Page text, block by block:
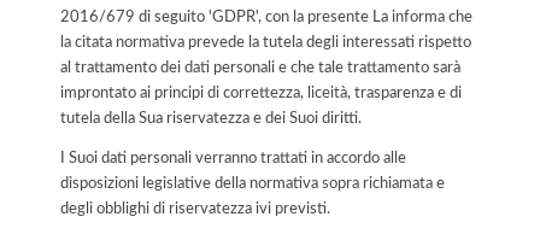
2016/679 di seguito 'GDPR', con la presente La informa che
la citata normativa prevede la tutela degli interessati rispetto
al trattamento dei dati personali e che tale trattamento sarà
improntato ai principi di correttezza, liceità, trasparenza e di
tutela della Sua riservatezza e dei Suoi diritti.
I Suoi dati personali verranno trattati in accordo alle
disposizioni legislative della normativa sopra richiamata e
degli obblighi di riservatezza ivi previsti.